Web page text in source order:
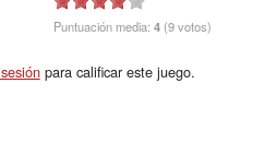
Puntuación media:4 (9 votos)
para calificar este juego.